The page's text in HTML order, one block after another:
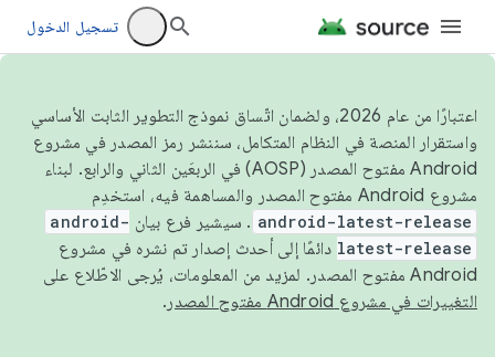
تسجيل الدخول
اعتبارًا من عام 2026، ولضمان اتّساق نموذج التطوير الثابت الأساسي
واستقرار المنصة في النظام المتكامل، سننشر رمز المصدر في مشروع
Android مفتوح المصدر (AOSP) في الربعَين الثاني والرابع. لبناء
مشروع Android مفتوح المصدر والمساهمة فيه، استخدِم
android-latest-release . سيشير فرع بيان android-
latest-release دائمًا إلى أحدث إصدار تم نشره في مشروع
Android مفتوح المصدر. لمزيد من المعلومات، يُرجى الاطّلاع على
التغييرات في مشروع Android مفتوح المصدر
.